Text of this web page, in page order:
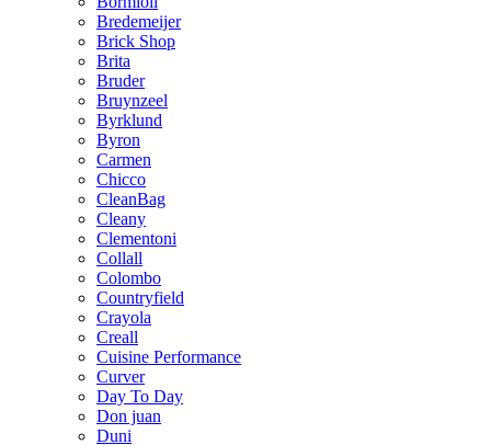
Bredemeijer
Brick Shop
Brita
Bruder
Bruynzeel
Byrklund
Byron
Carmen
Chicco
CleanBag
Cleany
Clementoni
Collall
Colombo
Countryfield
Crayola
Creall
Cuisine Performance
Curver
Day To Day
Don juan
Duni